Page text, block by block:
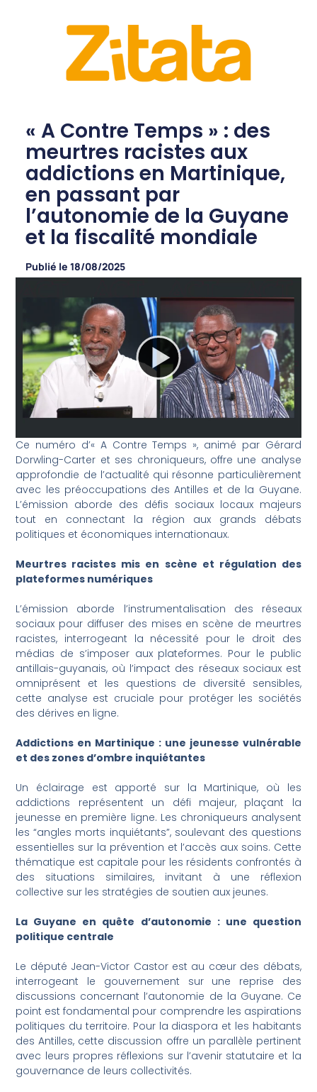
« A Contre Temps » : des
meurtres racistes aux
addictions en Martinique,
en passant par
l’autonomie de la Guyane
et la fiscalité mondiale
Publié le 18/08/2025
Ce numéro d’« A Contre Temps », animé par Gérard
Dorwling-Carter et ses chroniqueurs, offre une analyse
approfondie de l’actualité qui résonne particulièrement
avec les préoccupations des Antilles et de la Guyane.
L’émission aborde des défis sociaux locaux majeurs
tout en connectant la région aux grands débats
politiques et économiques internationaux.
Meurtres racistes mis en scène et régulation des
plateformes numériques
L’émission aborde l’instrumentalisation des réseaux
sociaux pour diffuser des mises en scène de meurtres
racistes, interrogeant la nécessité pour le droit des
médias de s’imposer aux plateformes. Pour le public
antillais-guyanais, où l’impact des réseaux sociaux est
omniprésent et les questions de diversité sensibles,
cette analyse est cruciale pour protéger les sociétés
des dérives en ligne.
Addictions en Martinique : une jeunesse vulnérable
et des zones d’ombre inquiétantes
Un éclairage est apporté sur la Martinique, où les
addictions représentent un défi majeur, plaçant la
jeunesse en première ligne. Les chroniqueurs analysent
les “angles morts inquiétants”, soulevant des questions
essentielles sur la prévention et l’accès aux soins. Cette
thématique est capitale pour les résidents confrontés à
des situations similaires, invitant à une réflexion
collective sur les stratégies de soutien aux jeunes.
La Guyane en quête d’autonomie : une question
politique centrale
Le député Jean-Victor Castor est au cœur des débats,
interrogeant le gouvernement sur une reprise des
discussions concernant l’autonomie de la Guyane. Ce
point est fondamental pour comprendre les aspirations
politiques du territoire. Pour la diaspora et les habitants
des Antilles, cette discussion offre un parallèle pertinent
avec leurs propres réflexions sur l’avenir statutaire et la
gouvernance de leurs collectivités.